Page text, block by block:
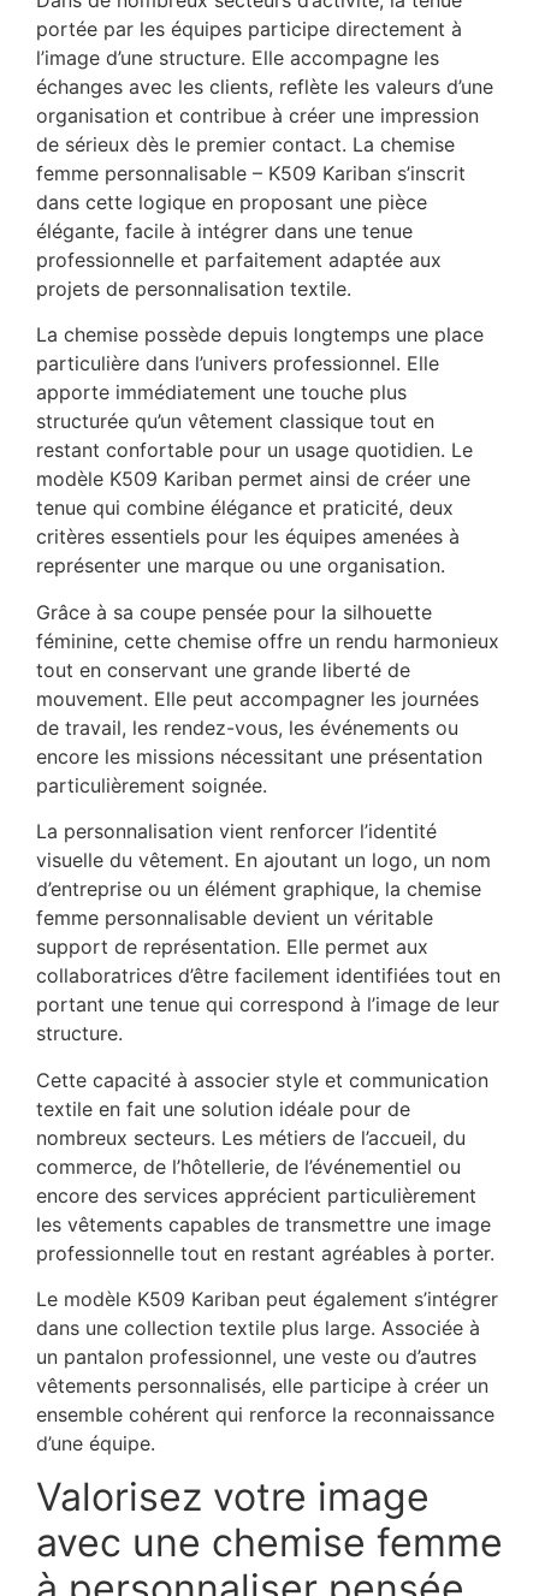
portée par les équipes participe directement à
l’image d’une structure. Elle accompagne les
échanges avec les clients, reflète les valeurs d’une
organisation et contribue à créer une impression
de sérieux dès le premier contact. La chemise
femme personnalisable – K509 Kariban s’inscrit
dans cette logique en proposant une pièce
élégante, facile à intégrer dans une tenue
professionnelle et parfaitement adaptée aux
projets de personnalisation textile.
La chemise possède depuis longtemps une place
particulière dans l’univers professionnel. Elle
apporte immédiatement une touche plus
structurée qu’un vêtement classique tout en
restant confortable pour un usage quotidien. Le
modèle K509 Kariban permet ainsi de créer une
tenue qui combine élégance et praticité, deux
critères essentiels pour les équipes amenées à
représenter une marque ou une organisation.
Grâce à sa coupe pensée pour la silhouette
féminine, cette chemise offre un rendu harmonieux
tout en conservant une grande liberté de
mouvement. Elle peut accompagner les journées
de travail, les rendez-vous, les événements ou
encore les missions nécessitant une présentation
particulièrement soignée.
La personnalisation vient renforcer l’identité
visuelle du vêtement. En ajoutant un logo, un nom
d’entreprise ou un élément graphique, la chemise
femme personnalisable devient un véritable
support de représentation. Elle permet aux
collaboratrices d’être facilement identifiées tout en
portant une tenue qui correspond à l’image de leur
structure.
Cette capacité à associer style et communication
textile en fait une solution idéale pour de
nombreux secteurs. Les métiers de l’accueil, du
commerce, de l’hôtellerie, de l’événementiel ou
encore des services apprécient particulièrement
les vêtements capables de transmettre une image
professionnelle tout en restant agréables à porter.
Le modèle K509 Kariban peut également s’intégrer
dans une collection textile plus large. Associée à
un pantalon professionnel, une veste ou d’autres
vêtements personnalisés, elle participe à créer un
ensemble cohérent qui renforce la reconnaissance
d’une équipe.
Valorisez votre image
avec une chemise femme